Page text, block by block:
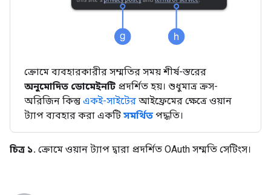
ক্রোমে ব্যবহারকারীর সম্মতির সময় শীর্ষ-স্তরের
অনুমোদিত ডোমেইনটি প্রদর্শিত হয়। শুধুমাত্র ক্রস-
অরিজিন কিন্তু একই-সাইটের আইফ্রেমের ক্ষেত্রে ওয়ান
ট্যাপ ব্যবহার করা একটি সমর্থিত পদ্ধতি।
চিত্র ১. ক্রোমে ওয়ান ট্যাপ দ্বারা প্রদর্শিত OAuth সম্মতি সেটিংস।